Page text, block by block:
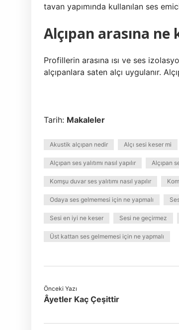
tavan yapımında kullanılan ses
Alçıpan arasına ne
Profillerin arasına ısı ve ses
alçıpanlara saten alçı uygulanır.
Tarih: Makaleler
Akustik alçıpan nedir Alçı sesi keser mi
Alçıpan ses yalıtımı nasıl yapılır Alçıpan
Komşu duvar ses yalıtımı nasıl yapılır
Odaya ses gelmemesi için ne yapmalı
Sesi en iyi ne keser Sesi ne geçirmez
Üst kattan ses gelmemesi için ne yapmalı
Önceki Yazı
Âyetler Kaç Çeşittir